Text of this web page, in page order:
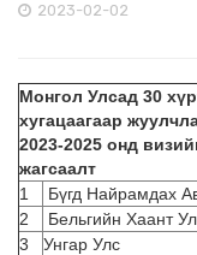
2023-02-02
Монгол Улсад 30
хугацаагаар
2023-2025 онд
жагсаалт
1
Бүгд Найрамдах
2
Бельгийн Хаант
3
Унгар Улс